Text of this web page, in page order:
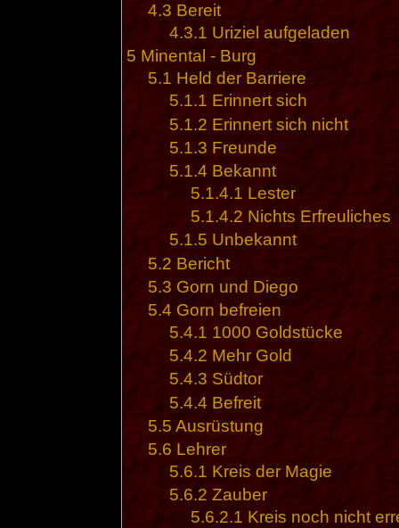
4.3 Bereit
4.3.1 Uriziel aufgeladen
5 Minental - Burg
5.1 Held der Barriere
5.1.1 Erinnert sich
5.1.2 Erinnert sich nicht
5.1.3 Freunde
5.1.4 Bekannt
5.1.4.1 Lester
5.1.4.2 Nichts Erfreuliches
5.1.5 Unbekannt
5.2 Bericht
5.3 Gorn und Diego
5.4 Gorn befreien
5.4.1 1000 Goldstücke
5.4.2 Mehr Gold
5.4.3 Südtor
5.4.4 Befreit
5.5 Ausrüstung
5.6 Lehrer
5.6.1 Kreis der Magie
5.6.2 Zauber
5.6.2.1 Kreis noch nicht